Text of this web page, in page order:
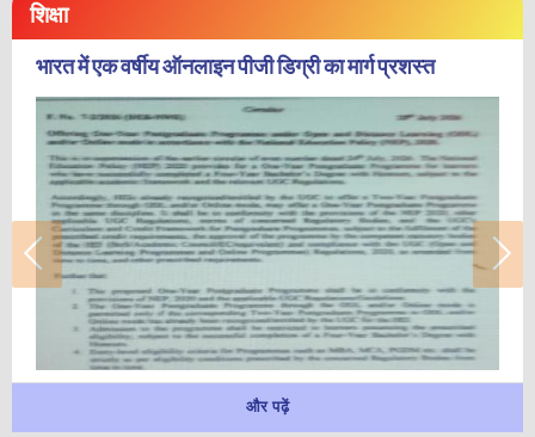
शिक्षा
भारत में एक वर्षीय ऑनलाइन पीजी डिग्री का मार्ग प्रशस्त
और पढ़ें